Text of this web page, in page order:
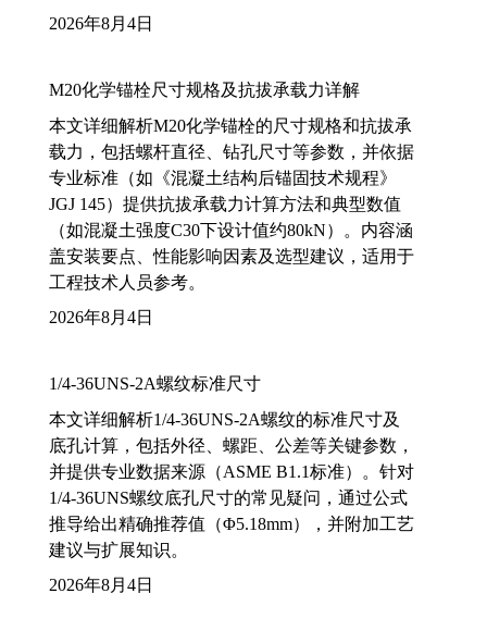
2026年8月4日
M20化学锚栓尺寸规格及抗拔承载力详解
本文详细解析M20化学锚栓的尺寸规格和抗拔承
载力，包括螺杆直径、钻孔尺寸等参数，并依据
专业标准（如《混凝土结构后锚固技术规程》
JGJ 145）提供抗拔承载力计算方法和典型数值
（如混凝土强度C30下设计值约80kN）。内容涵
盖安装要点、性能影响因素及选型建议，适用于
工程技术人员参考。
2026年8月4日
1/4-36UNS-2A螺纹标准尺寸
本文详细解析1/4-36UNS-2A螺纹的标准尺寸及
底孔计算，包括外径、螺距、公差等关键参数，
并提供专业数据来源（ASME B1.1标准）。针对
1/4-36UNS螺纹底孔尺寸的常见疑问，通过公式
推导给出精确推荐值（Φ5.18mm），并附加工艺
建议与扩展知识。
2026年8月4日